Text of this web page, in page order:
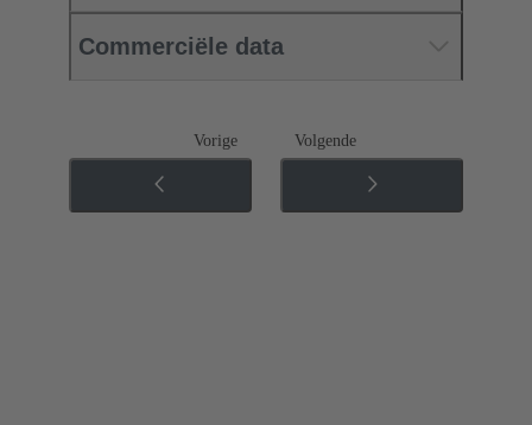
Commerciële data
Vorige Volgende